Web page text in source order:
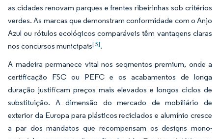
as cidades renovam parques e frentes ribeirinhas sob critérios
verdes. As marcas que demonstram conformidade com o Anjo
Azul ou rótulos ecológicos comparáveis têm vantagens claras
nos concursos municipais[3].
A madeira permanece vital nos segmentos premium, onde a
certificação FSC ou PEFC e os acabamentos de longa
duração justificam preços mais elevados e longos ciclos de
substituição. A dimensão do mercado de mobiliário de
exterior da Europa para plásticos reciclados e alumínio cresce
a par dos mandatos que recompensam os designs mono-